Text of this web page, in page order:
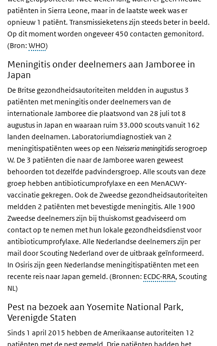
patiënten in Sierra Leone, maar in de laatste week was er
opnieuw 1 patiënt. Transmissieketens zijn steeds beter in beeld.
Op dit moment worden ongeveer 450 contacten gemonitord.
(Bron: WHO)
Meningitis onder deelnemers aan Jamboree in
Japan
De Britse gezondheidsautoriteiten meldden in augustus 3
patiënten met meningitis onder deelnemers van de
internationale Jamboree die plaatsvond van 28 juli tot 8
augustus in Japan en waaraan ruim 33.000 scouts vanuit 162
landen deelnamen. Laboratoriumdiagnostiek van 2
meningitispatiënten wees op een Neisseria meningitidisserogroep
W. De 3 patiënten die naar de Jamboree waren geweest
behoorden tot dezelfde padvindersgroep. Alle scouts van deze
groep hebben antibioticumprofylaxe en een MenACWY-
vaccinatie gekregen. Ook de Zweedse gezondheidsautoriteiten
meldden 2 patiënten met bevestigde meningitis. Alle 1900
Zweedse deelnemers zijn bij thuiskomst geadviseerd om
contact op te nemen met hun lokale gezondheidsdienst voor
antibioticumprofylaxe. Alle Nederlandse deelnemers zijn per
mail door Scouting Nederland over de uitbraak geïnformeerd.
In Osiris zijn geen Nederlandse meningitispatiënten met een
recente reis naar Japan gemeld. (Bronnen: ECDC-RRA, Scouting
NL)
Pest na bezoek aan Yosemite National Park,
Verenigde Staten
Sinds 1 april 2015 hebben de Amerikaanse autoriteiten 12